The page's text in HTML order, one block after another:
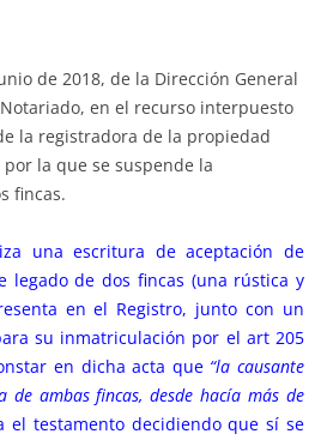
de 2018, de la Dirección General
en el recurso interpuesto
la registradora de la propiedad
la que se suspende la
fincas.
una escritura de aceptación de
legado de dos fincas (una rústica y
en el Registro, junto con un
su inmatriculación por el art 205
en dicha acta que “la causante
de ambas fincas, desde hacía más de
el testamento decidiendo que sí se